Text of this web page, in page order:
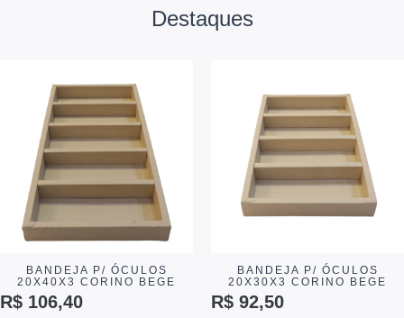
Destaques
BANDEJA P/ ÓCULOS
20X40X3 CORINO BEGE
R$ 106,40
BANDEJA P/ ÓCULOS
20X30X3 CORINO BEGE
R$ 92,50